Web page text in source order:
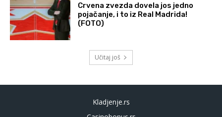
Crvena zvezda dovela jos jedno
pojačanje, i to iz Real Madrida!
(FOTO)
Učitaj još
Kladjenje.rs